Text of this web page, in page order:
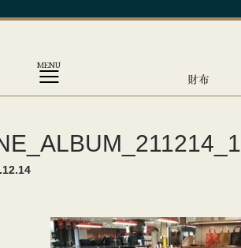
MENU
財布